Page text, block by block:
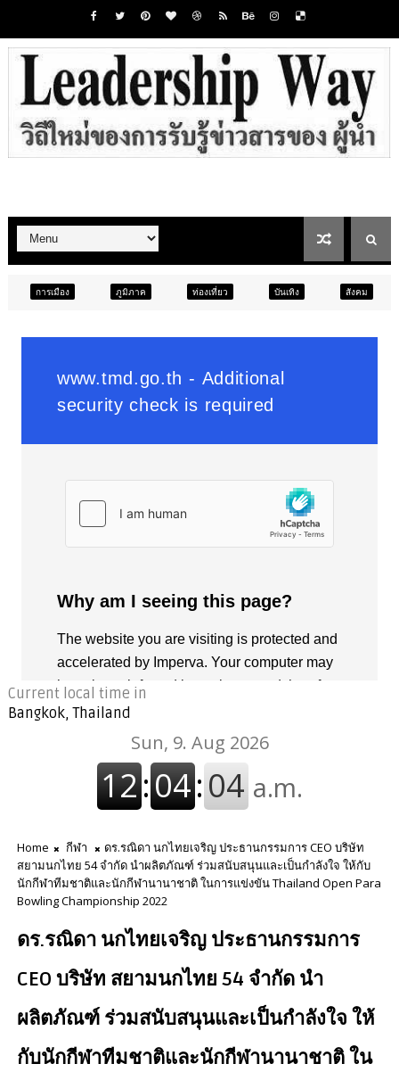
ภูมิภาค ท่องเที่ยว บันเทิง
Current local time in
Bangkok, Thailand
Home กีฬา
ดร.รณิดา นกไทยเจริญ ประธานกรรมการ CEO บริษัท
สยามนกไทย 54 จำกัด นำผลิตภัณฑ์ ร่วมสนับสนุนและเป็นกำลังใจ ให้กับ
นักกีฬาทีมชาติและนักกีฬานานาชาติ ในการแข่งขัน Thailand Open Para
Bowling Championship 2022
ดร.รณิดา นกไทยเจริญ ประธานกรรมการ
CEO บริษัท สยามนกไทย 54 จำกัด นำ
ผลิตภัณฑ์ ร่วมสนับสนุนและเป็นกำลังใจ ให้
กับนักกีฬาทีมชาติและนักกีฬานานาชาติ ใน